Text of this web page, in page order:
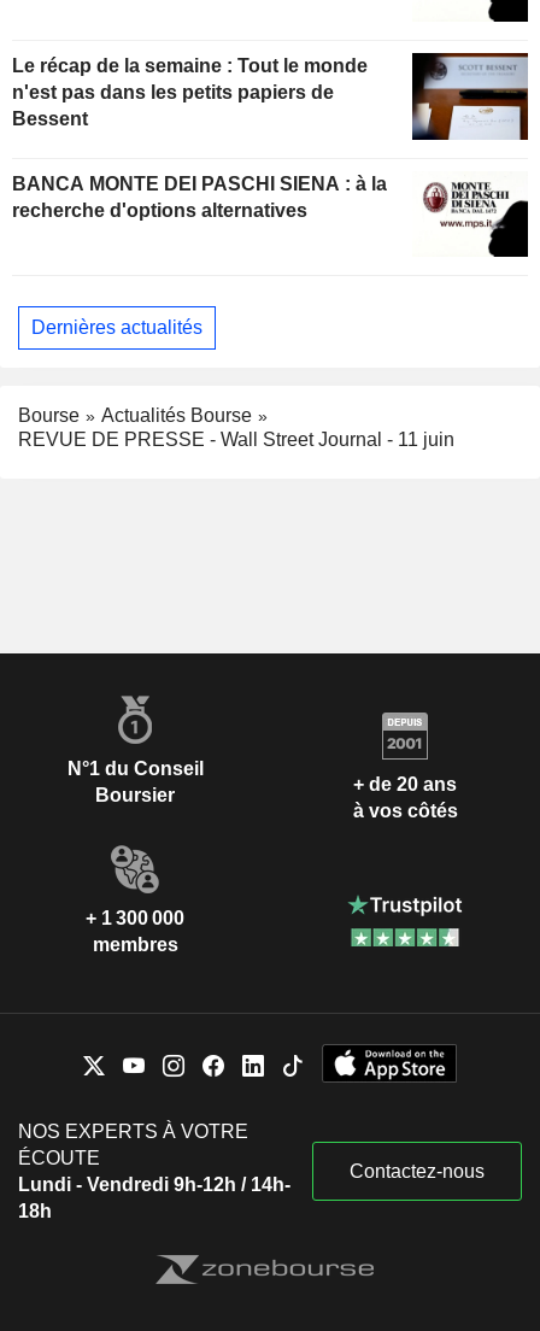
Le récap de la semaine : Tout le monde
n'est pas dans les petits papiers de
Bessent
BANCA MONTE DEI PASCHI SIENA : à la
recherche d'options alternatives
Dernières actualités
Bourse
Actualités Bourse
REVUE DE PRESSE - Wall Street Journal - 11 juin
N°1 du Conseil
Boursier
+ de 20 ans
à vos côtés
+ 1 300 000
membres
NOS EXPERTS À VOTRE
ÉCOUTE
Lundi - Vendredi 9h-12h / 14h-
18h
Contactez-nous